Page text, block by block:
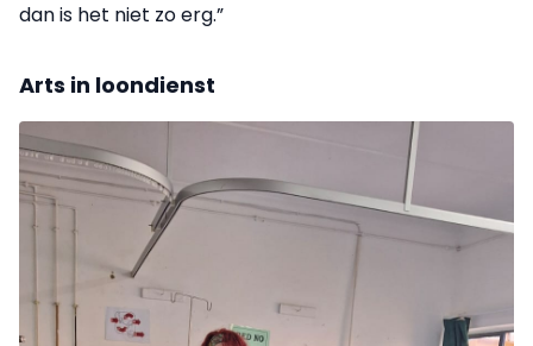
dan is het niet zo erg.”
Arts in loondienst